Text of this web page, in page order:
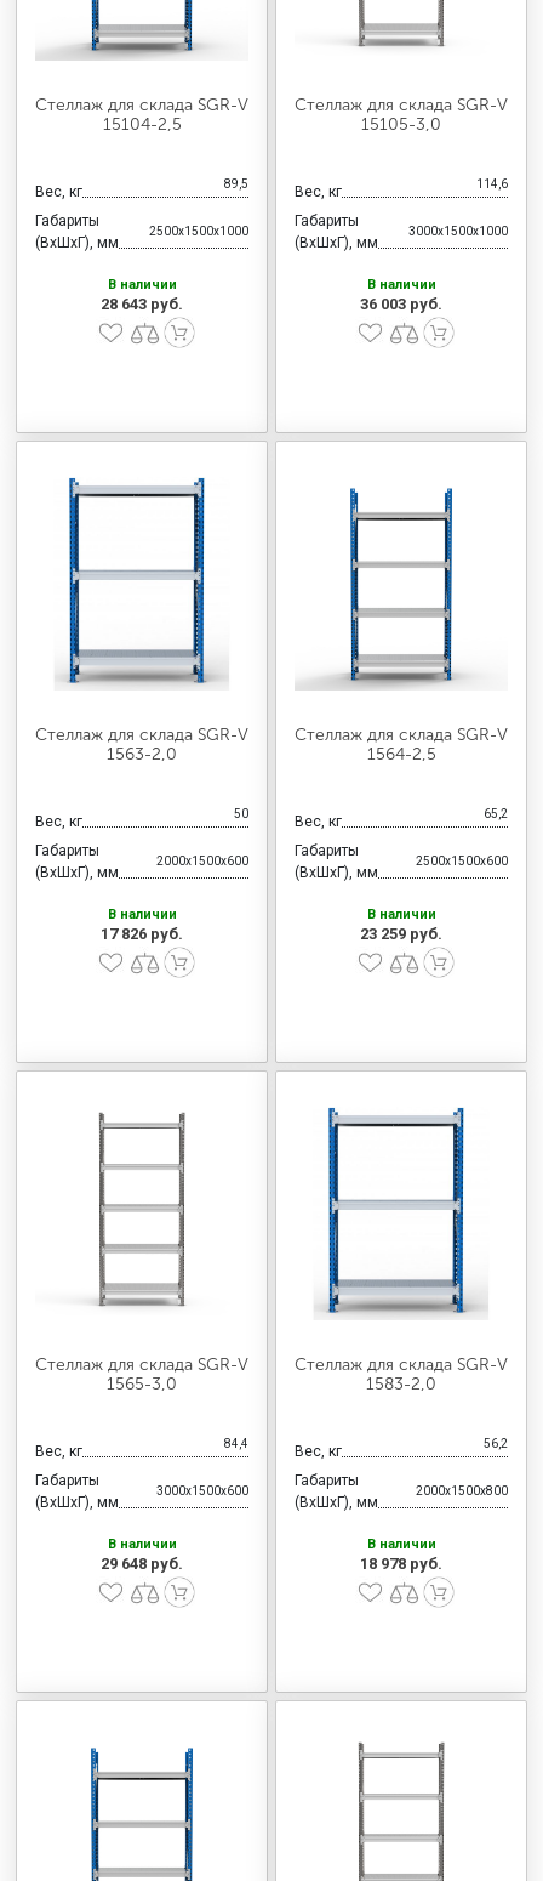
Стеллаж для склада SGR-V
15104-2,5
Вес, кг 89,5
Габариты
(ВхШхГ), мм
2500x1500x1000
В наличии
28 643 руб.
Стеллаж для склада SGR-V
15105-3,0
Вес, кг 114,6
Габариты
(ВхШхГ), мм
3000x1500x1000
В наличии
36 003 руб.
Стеллаж для склада SGR-V
1563-2,0
Вес, кг 50
Габариты
(ВхШхГ), мм
2000x1500x600
В наличии
17 826 руб.
Стеллаж для склада SGR-V
1564-2,5
Вес, кг 65,2
Габариты
(ВхШхГ), мм
2500x1500x600
В наличии
23 259 руб.
Стеллаж для склада SGR-V
1565-3,0
Вес, кг 84,4
Габариты
(ВхШхГ), мм
3000x1500x600
В наличии
29 648 руб.
Стеллаж для склада SGR-V
1583-2,0
Вес, кг 56,2
Габариты
(ВхШхГ), мм
2000x1500x800
В наличии
18 978 руб.